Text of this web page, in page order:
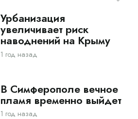
Урбанизация
увеличивает риск
наводнений на Крыму
1 год назад
В Симферополе вечное
пламя временно выйдет
1 год назад